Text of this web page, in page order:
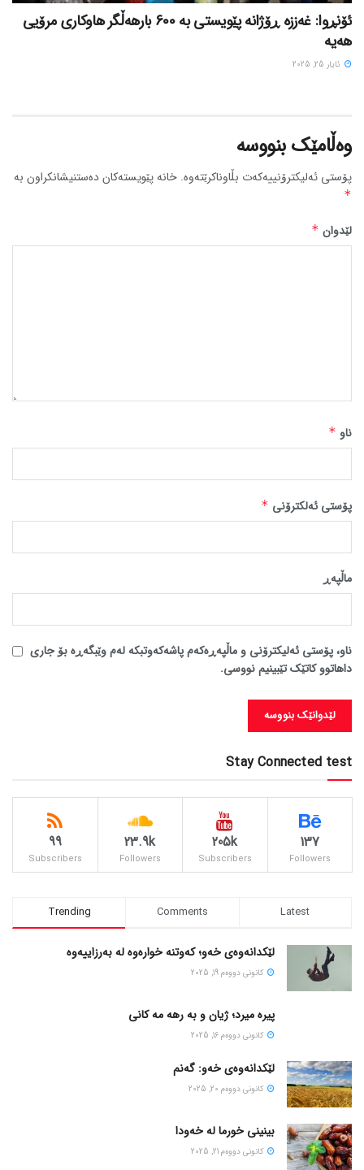
ئۆنڕوا: غەززە ڕۆژانە پێویستی بە 600 بارهەڵگر هاوکاری مرۆیی
هەیە
ئایار 25, 2025
وەڵامێک بنووسە
پۆستی ئەلیکترۆنییەکەت بڵاوناکرێتەوە. خانە پێویستەکان دەستنیشانکراون بە
*
لێدوان *
ناو *
پۆستی ئەلکترۆنی *
ماڵپه‌ڕ
ناو، پۆستی ئەلیکترۆنی و ماڵپەڕەکەم پاشەکەوتبکە لەم وێبگەڕە بۆ جاری
داهاتوو کاتێک تێبینیم نووسی.
Stay Connected test
137
Followers
205k
Subscribers
23.9k
Followers
99
Subscribers
Trending Comments Latest
لێکدانەوەی خەو؛ کەوتنە خوارەوە لە بەرزاییەوە
كانونی دووه‌م 19, 2025
پیره میرد؛ ژیان و به رهه مه کانی
كانونی دووه‌م 16, 2025
لێکدانەوەی خەو: گەنم
كانونی دووه‌م 20, 2025
بینینی خورما لە خەودا
كانونی دووه‌م 21, 2025